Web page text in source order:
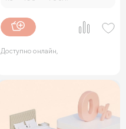
Доступно онлайн,